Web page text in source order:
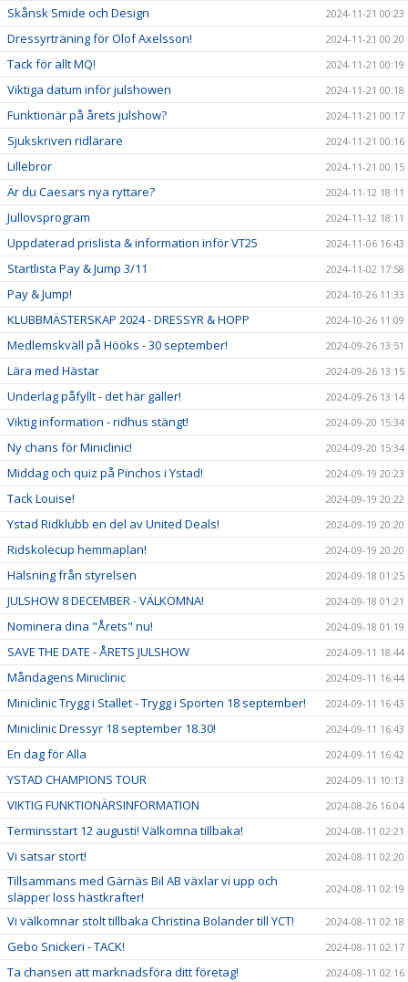
Skånsk Smide och Design 2024-11-21 00:23
Dressyrträning för Olof Axelsson! 2024-11-21 00:20
Tack för allt MQ! 2024-11-21 00:19
Viktiga datum inför julshowen 2024-11-21 00:18
Funktionär på årets julshow? 2024-11-21 00:17
Sjukskriven ridlärare 2024-11-21 00:16
Lillebror 2024-11-21 00:15
Är du Caesars nya ryttare? 2024-11-12 18:11
Jullovsprogram 2024-11-12 18:11
Uppdaterad prislista & information inför VT25 2024-11-06 16:43
Startlista Pay & Jump 3/11 2024-11-02 17:58
Pay & Jump! 2024-10-26 11:33
KLUBBMÄSTERSKAP 2024 - DRESSYR & HOPP 2024-10-26 11:09
Medlemskväll på Hööks - 30 september! 2024-09-26 13:51
Lära med Hästar 2024-09-26 13:15
Underlag påfyllt - det här gäller! 2024-09-26 13:14
Viktig information - ridhus stängt! 2024-09-20 15:34
Ny chans för Miniclinic! 2024-09-20 15:34
Middag och quiz på Pinchos i Ystad! 2024-09-19 20:23
Tack Louise! 2024-09-19 20:22
Ystad Ridklubb en del av United Deals! 2024-09-19 20:20
Ridskolecup hemmaplan! 2024-09-19 20:20
Hälsning från styrelsen 2024-09-18 01:25
JULSHOW 8 DECEMBER - VÄLKOMNA! 2024-09-18 01:21
Nominera dina "Årets" nu! 2024-09-18 01:19
SAVE THE DATE - ÅRETS JULSHOW 2024-09-11 18:44
Måndagens Miniclinic 2024-09-11 16:44
Miniclinic Trygg i Stallet - Trygg i Sporten 18 september! 2024-09-11 16:43
Miniclinic Dressyr 18 september 18.30! 2024-09-11 16:43
En dag för Alla 2024-09-11 16:42
YSTAD CHAMPIONS TOUR 2024-09-11 10:13
VIKTIG FUNKTIONÄRSINFORMATION 2024-08-26 16:04
Terminsstart 12 augusti! Välkomna tillbaka! 2024-08-11 02:21
Vi satsar stort! 2024-08-11 02:20
Tillsammans med Gärnäs Bil AB växlar vi upp och
släpper loss hästkrafter!
2024-08-11 02:19
Vi välkomnar stolt tillbaka Christina Bolander till YCT! 2024-08-11 02:18
Gebo Snickeri - TACK! 2024-08-11 02:17
Ta chansen att marknadsföra ditt företag! 2024-08-11 02:16